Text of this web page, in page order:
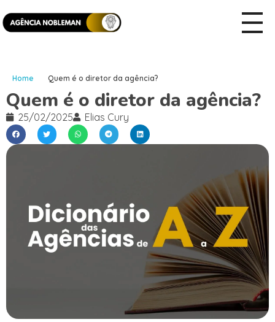
Home Quem é o diretor da agência?
Quem é o diretor da agência?
25/02/2025 Elias Cury